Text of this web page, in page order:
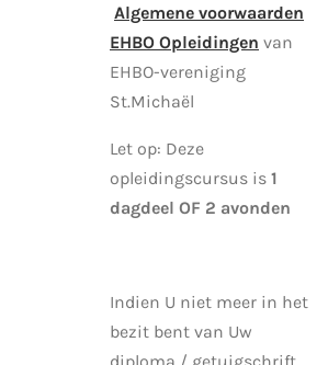
Algemene voorwaarden
EHBO Opleidingen van
EHBO-vereniging
St.Michaël
Let op: Deze
opleidingscursus is 1
dagdeel OF 2 avonden
Indien U niet meer in het
bezit bent van Uw